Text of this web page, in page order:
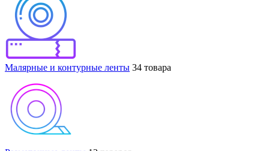
Малярные и контурные ленты 34 товара